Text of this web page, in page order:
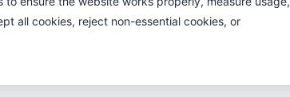
all cookies, reject non-essential cookies, or